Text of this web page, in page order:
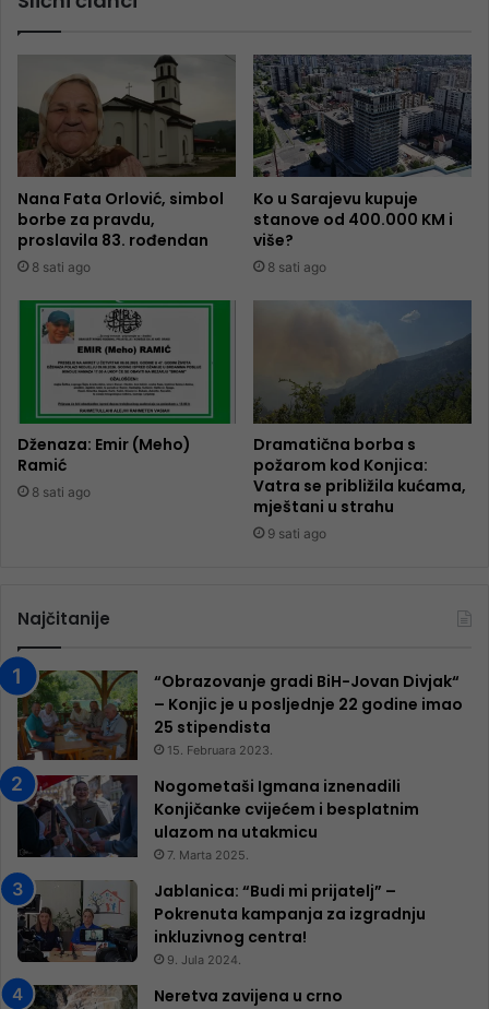
Nana Fata Orlović, simbol
borbe za pravdu,
proslavila 83. rođendan
8 sati ago
Ko u Sarajevu kupuje
stanove od 400.000 KM i
više?
8 sati ago
Dženaza: Emir (Meho)
Ramić
8 sati ago
Dramatična borba s
požarom kod Konjica:
Vatra se približila kućama,
mještani u strahu
9 sati ago
Najčitanije
“Obrazovanje gradi BiH-Jovan Divjak“
– Konjic je u posljednje 22 godine imao
25 ​​stipendista
15. Februara 2023.
Nogometaši Igmana iznenadili
Konjičanke cvijećem i besplatnim
ulazom na utakmicu
7. Marta 2025.
Jablanica: “Budi mi prijatelj” –
Pokrenuta kampanja za izgradnju
inkluzivnog centra!
9. Jula 2024.
Neretva zavijena u crno